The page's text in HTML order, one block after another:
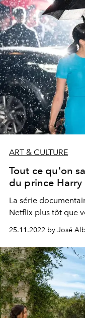
ART & CULTURE
Tout ce qu'on
du prince
La série
Netflix plus tôt que
25.11.2022 by José